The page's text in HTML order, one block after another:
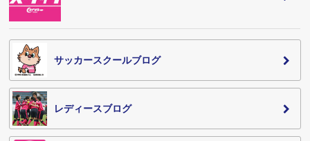
サッカースクールブログ
レディースブログ